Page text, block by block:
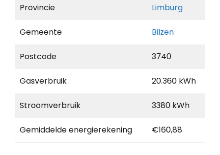
Provincie Limburg
Gemeente Bilzen
Postcode 3740
Gasverbruik 20.360 kWh
Stroomverbruik 3380 kWh
Gemiddelde energierekening €160,88